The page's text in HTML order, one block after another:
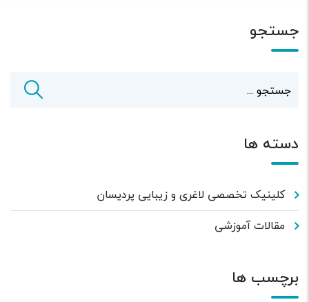
جستجو
دسته ها
کلینیک تخصصی لاغری و زیبایی پردیسان
مقالات آموزشی
برچسب ها